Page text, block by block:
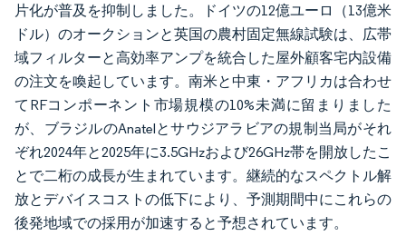
片化が普及を抑制しました。ドイツの12億ユーロ（13億米
ドル）のオークションと英国の農村固定無線試験は、広帯
域フィルターと高効率アンプを統合した屋外顧客宅内設備
の注文を喚起しています。南米と中東・アフリカは合わせ
てRFコンポーネント市場規模の10%未満に留まりました
が、ブラジルのAnatelとサウジアラビアの規制当局がそれ
ぞれ2024年と2025年に3.5GHzおよび26GHz帯を開放したこ
とで二桁の成長が生まれています。継続的なスペクトル解
放とデバイスコストの低下により、予測期間中にこれらの
後発地域での採用が加速すると予想されています。